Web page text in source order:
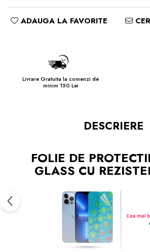
ADAUGA LA FAVORITE
Livrare Gratuita la comenzi de
minim 150 Lei
DESCRIERE
FOLIE DE
GLASS CU